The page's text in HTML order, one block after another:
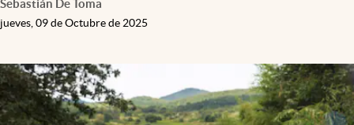
Sebastián De Toma
jueves, 09 de Octubre de 2025